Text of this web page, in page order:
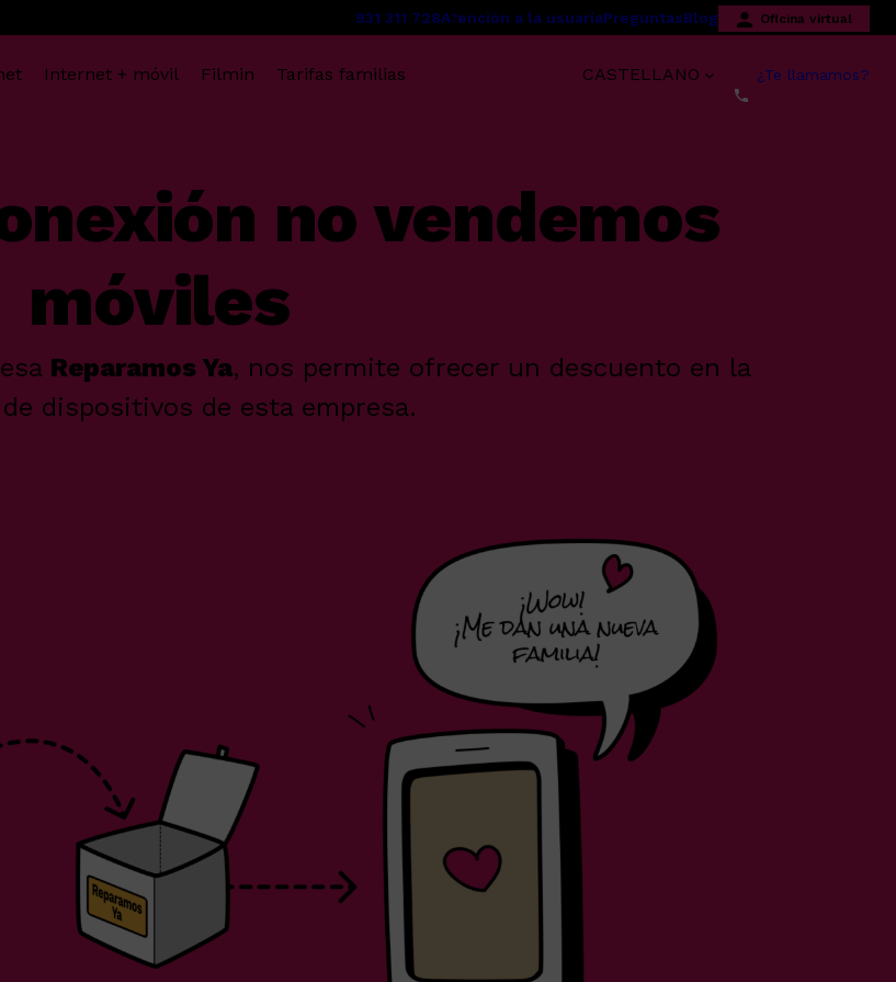
931 311 728Atención a la usuariaPreguntasBlog Oficina virtual
Internet + móvil Filmin Tarifas familias CASTELLANO ¿Te llamamos?
no vendemos
móviles
Reparamos Ya, nos permite ofrecer un descuento en la
dispositivos de esta empresa.